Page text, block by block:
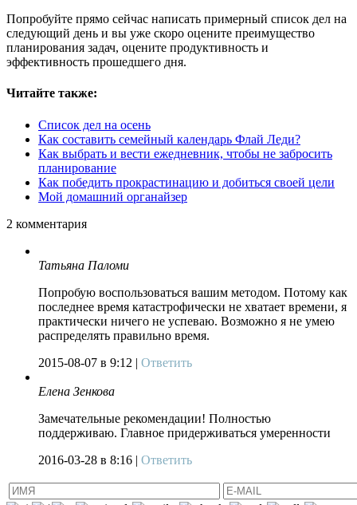
Попробуйте прямо сейчас написать примерный список дел на
следующий день и вы уже скоро оцените преимущество
планирования задач, оцените продуктивность и
эффективность прошедшего дня.
Читайте также:
Список дел на осень
Как составить семейный календарь Флай Леди?
Как выбрать и вести ежедневник, чтобы не забросить
планирование
Как победить прокрастинацию и добиться своей цели
Мой домашний органайзер
2 комментария
Татьяна Паломи
Попробую воспользоваться вашим методом. Потому как
последнее время катастрофически не хватает времени, я
практически ничего не успеваю. Возможно я не умею
распределять правильно время.
2015-08-07 в 9:12 | Ответить
Елена Зенкова
Замечательные рекомендации! Полностью
поддерживаю. Главное придерживаться умеренности
2016-03-28 в 8:16 | Ответить